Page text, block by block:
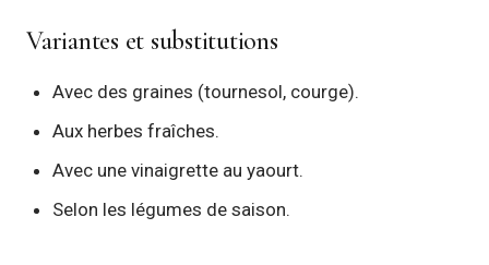
Variantes et substitutions
Avec des graines (tournesol, courge).
Aux herbes fraîches.
Avec une vinaigrette au yaourt.
Selon les légumes de saison.